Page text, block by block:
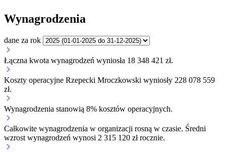
Wynagrodzenia
dane za rok
Łączna kwota wynagrodzeń wyniosła 18 348 421 zł.
Koszty operacyjne Rzepecki Mroczkowski wyniosły 228 078 559
zł.
Wynagrodzenia stanowią 8% kosztów operacyjnych.
Całkowite wynagrodzenia w organizacji rosną w czasie. Średni
wzrost wynagrodzeń wynosi 2 315 120 zł rocznie.